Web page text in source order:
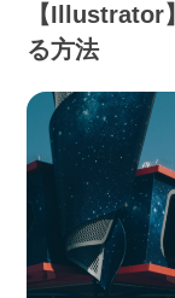
【Illustrator
る方法